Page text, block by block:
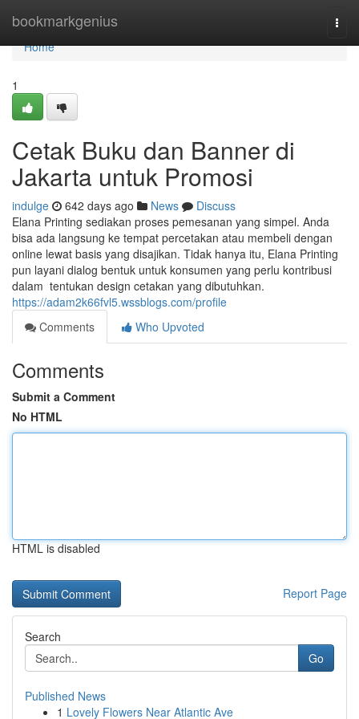
bookmarkgenius
Home
Home
1
Cetak Buku dan Banner di
Jakarta untuk Promosi
indulge 642 days ago News
Discuss
Elana Printing sediakan proses pemesanan yang simpel. Anda
bisa ada langsung ke tempat percetakan atau membeli dengan
online lewat basis yang disajikan. Tidak hanya itu, Elana Printing
pun layani dialog bentuk untuk konsumen yang perlu kontribusi
dalam tentukan design cetakan yang dibutuhkan.
https://adam2k66fvl5.wssblogs.com/profile
Comments
Who Upvoted
Comments
Submit a Comment
No HTML
HTML is disabled
Report Page
Search
Go
Published News
1 Lovely Flowers Near Atlantic Ave